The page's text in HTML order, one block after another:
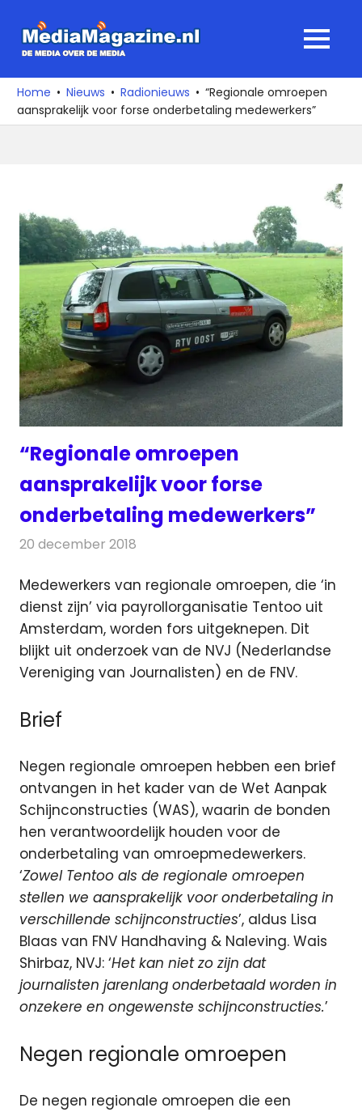
naar
media
over
de
MENU
Home Nieuws Radionieuws
“Regionale omroepen
aansprakelijk voor forse onderbetaling medewerkers”
“Regionale omroepen
aansprakelijk voor forse
onderbetaling medewerkers”
20 december 2018
Medewerkers van regionale omroepen, die ‘in
dienst zijn’ via payrollorganisatie Tentoo uit
Amsterdam, worden fors uitgeknepen. Dit
blijkt uit onderzoek van de NVJ (Nederlandse
Vereniging van Journalisten) en de FNV.
Brief
Negen regionale omroepen hebben een brief
ontvangen in het kader van de Wet Aanpak
Schijnconstructies (WAS), waarin de bonden
hen verantwoordelijk houden voor de
onderbetaling van omroepmedewerkers.
‘Zowel Tentoo als de regionale omroepen
stellen we aansprakelijk voor onderbetaling in
verschillende schijnconstructies’, aldus Lisa
Blaas van FNV Handhaving & Naleving. Wais
Shirbaz, NVJ: ‘Het kan niet zo zijn dat
journalisten jarenlang onderbetaald worden in
onzekere en ongewenste schijnconstructies.’
Negen regionale omroepen
De negen regionale omroepen die een